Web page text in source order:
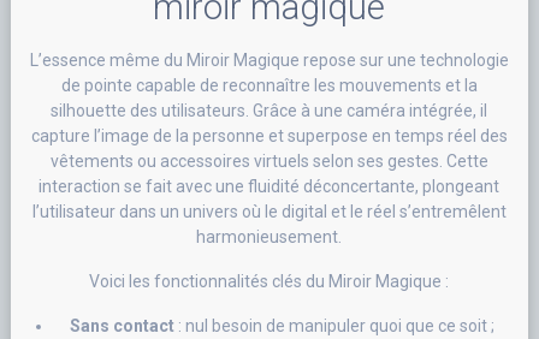
L’essence même du Miroir Magique repose sur une technologie
de pointe capable de reconnaître les mouvements et la
silhouette des utilisateurs. Grâce à une caméra intégrée, il
capture l’image de la personne et superpose en temps réel des
vêtements ou accessoires virtuels selon ses gestes. Cette
interaction se fait avec une fluidité déconcertante, plongeant
l’utilisateur dans un univers où le digital et le réel s’entremêlent
harmonieusement.
Voici les fonctionnalités clés du Miroir Magique :
Sans contact: nul besoin de manipuler quoi que ce soit ;